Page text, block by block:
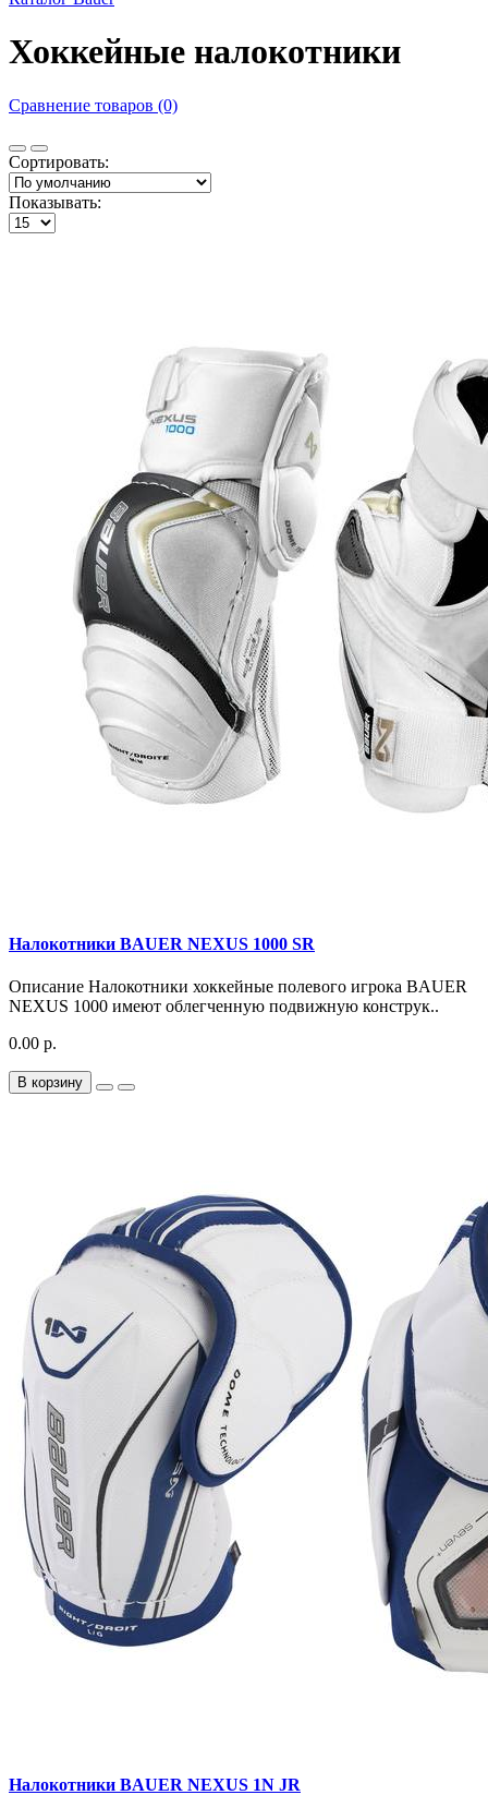
Хоккейные налокотники
Сравнение товаров (0)
Сортировать:
Показывать:
Налокотники BAUER NEXUS 1000 SR
Описание Налокотники хоккейные полевого игрока BAUER
NEXUS 1000 имеют облегченную подвижную конструк..
0.00 р.
В корзину
Налокотники BAUER NEXUS 1N JR